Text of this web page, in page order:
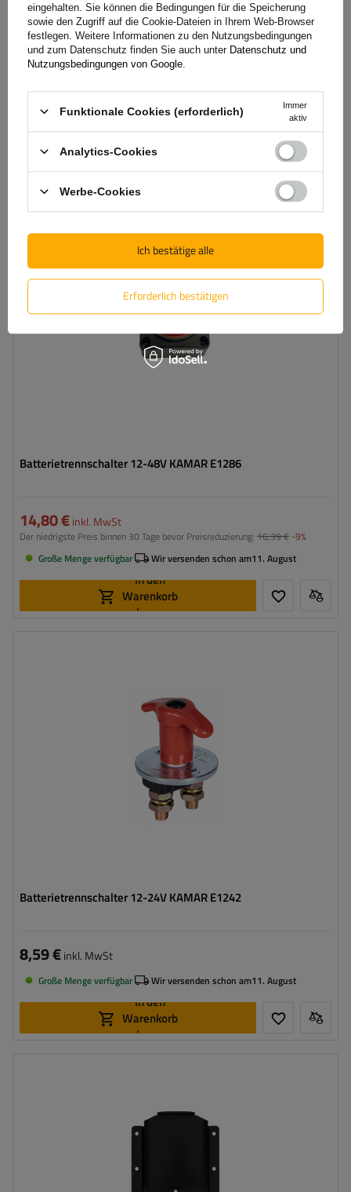
Rückfahrkamera für TT Technology TT.2063 Landmaschinen
95,19 €
11. August
In den
Warenkorb
SONDERANGEBOT
Batterietrennschalter 12-48V KAMAR E1286
Höhe:
68 mm
Bohrungsabstand:
55 mm
14,80 €inkl. MwSt
Der niedrigste Preis binnen 30 Tage bevor Preisreduzierung: 16,39 € -9%
Große Menge verfügbar
Wir versenden schon am11. August
In den
Warenkorb
legen
Batterietrennschalter 12-24V KAMAR E1242
8,59 €inkl. MwSt
Große Menge verfügbar Wir versenden schon am11. August
In den
Warenkorb
legen
eingehalten. Sie können die Bedingungen für die Speicherung
sowie den Zugriff auf die Cookie-Dateien in Ihrem Web-Browser
festlegen. Weitere Informationen zu den Nutzungsbedingungen
und zum Datenschutz finden Sie auch unter Datenschutz und
Nutzungsbedingungen von Google
Funktionale Cookies (erforderlich)
Immer
aktiv
Analytics-Cookies
Werbe-Cookies
Erforderlich bestätigen
Ich bestätige alle